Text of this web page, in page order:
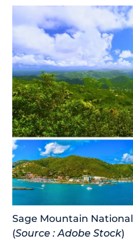
Sage Mountain
(Source : Adobe Stock)